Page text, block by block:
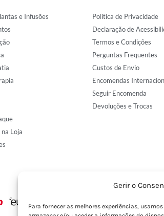
Gerir o
Para fornecer as melhores experiências,
e Infusões
Loja
Política de Privacidade
Declaração de
Termos e Condições
Perguntas Frequentes
Custos de Envio
Encomendas
Seguir Encomenda
Devoluções e Trocas